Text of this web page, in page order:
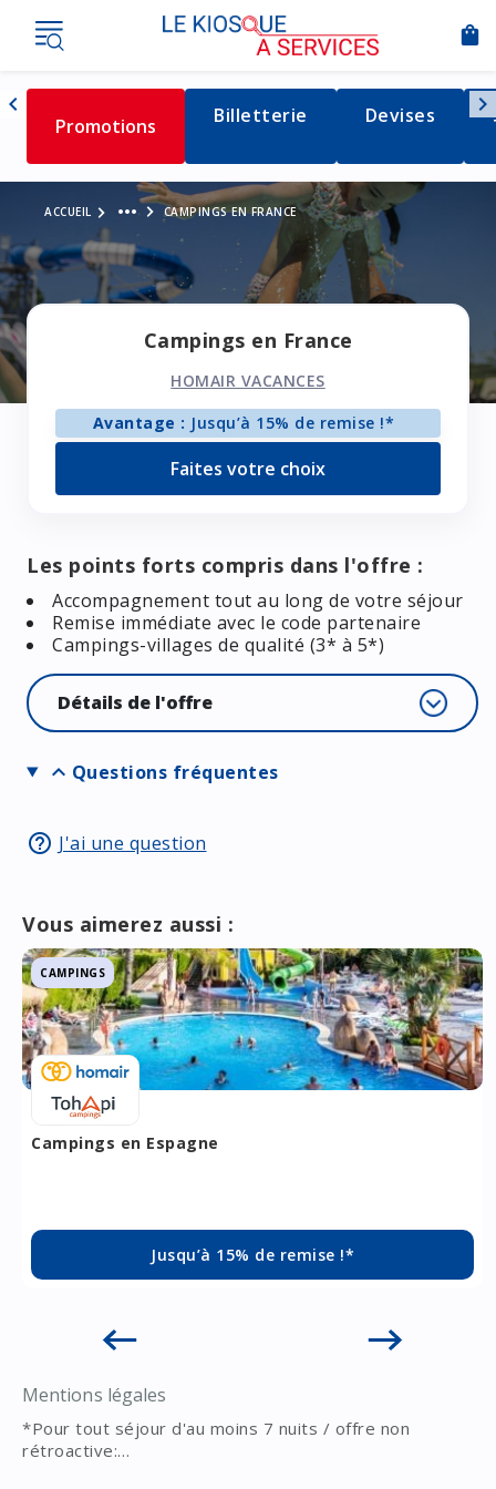
shopping_bag
chevron_left
Naviguer vers la gauche
Détail de la catégorie
Promotions Détail de la catégorie
Billetterie Détail de la
Devises chevron_right
ACCUEIL Voir le fil d'Ariane
more_horiz CAMPINGS EN FRANCE
Campings en France
HOMAIR VACANCES
Avantage : Jusqu’à 15% de remise !*
Faites votre choix
Les points forts compris dans l'offre :
Accompagnement tout au long de votre séjour
Remise immédiate avec le code partenaire
Campings-villages de qualité (3* à 5*)
Détails de l'offre
expand_more Questions fréquentes
help_outline J'ai une question
Vous aimerez aussi :
CAMPINGS
Campings en Espagne
Jusqu’à 15% de remise !*
Mentions légales
*Pour tout séjour d'au moins 7 nuits / offre non
rétroactive: